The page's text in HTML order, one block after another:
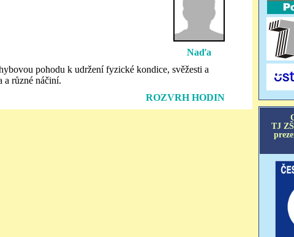
Naďa
pohodu k udržení fyzické kondice, svěžesti a
a různé náčiní.
ROZVRH HODIN